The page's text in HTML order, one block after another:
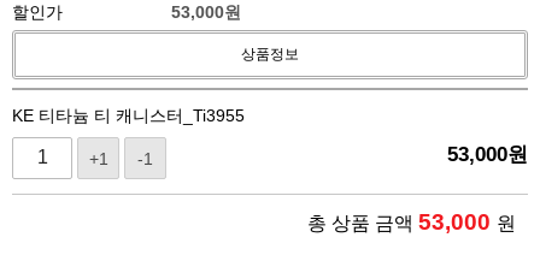
할인가
53,000원
상품정보
KE 티타늄 티 캐니스터_Ti3955
+1 -1 53,000원
총 상품 금액 53,000 원